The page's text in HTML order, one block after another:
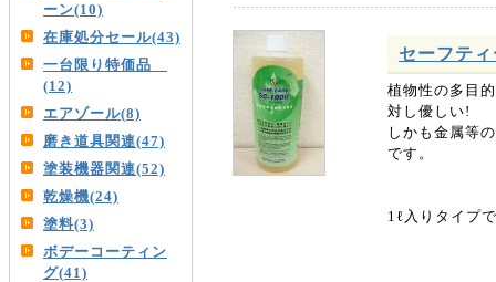
ーン(10)
在庫処分セール(43)
一台限り特価品
(12)
エアゾール(8)
磨き道具関連(47)
塗装機器関連(52)
乾燥機(24)
塗料(3)
ボデーコーティン
グ(41)
セーフテ
植物性の多目
対し優しい!
しかも金属等
です。
1ℓ入りタイプ